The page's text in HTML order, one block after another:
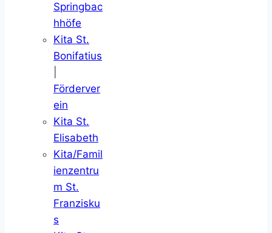
Springbac
hhöfe
Kita St.
Bonifatius
Förderver
ein
Kita St.
Elisabeth
Kita/Famil
ienzentru
m St.
Franzisku
s